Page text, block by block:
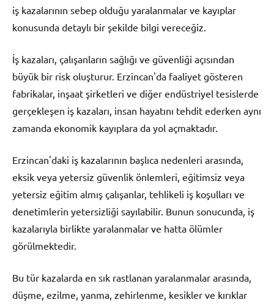
iş kazalarının sebep olduğu yaralanmalar ve kayıplar
konusunda detaylı bir şekilde bilgi vereceğiz.
İş kazaları, çalışanların sağlığı ve güvenliği açısından
büyük bir risk oluşturur. Erzincan'da faaliyet gösteren
fabrikalar, inşaat şirketleri ve diğer endüstriyel tesislerde
gerçekleşen iş kazaları, insan hayatını tehdit ederken aynı
zamanda ekonomik kayıplara da yol açmaktadır.
Erzincan'daki iş kazalarının başlıca nedenleri arasında,
eksik veya yetersiz güvenlik önlemleri, eğitimsiz veya
yetersiz eğitim almış çalışanlar, tehlikeli iş koşulları ve
denetimlerin yetersizliği sayılabilir. Bunun sonucunda, iş
kazalarıyla birlikte yaralanmalar ve hatta ölümler
görülmektedir.
Bu tür kazalarda en sık rastlanan yaralanmalar arasında,
düşme, ezilme, yanma, zehirlenme, kesikler ve kırıklar